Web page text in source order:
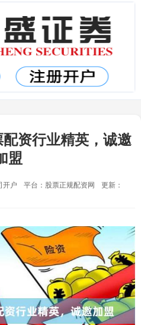
资行业精英，诚邀
盟
开户 平台：股票正规配资网
更新：